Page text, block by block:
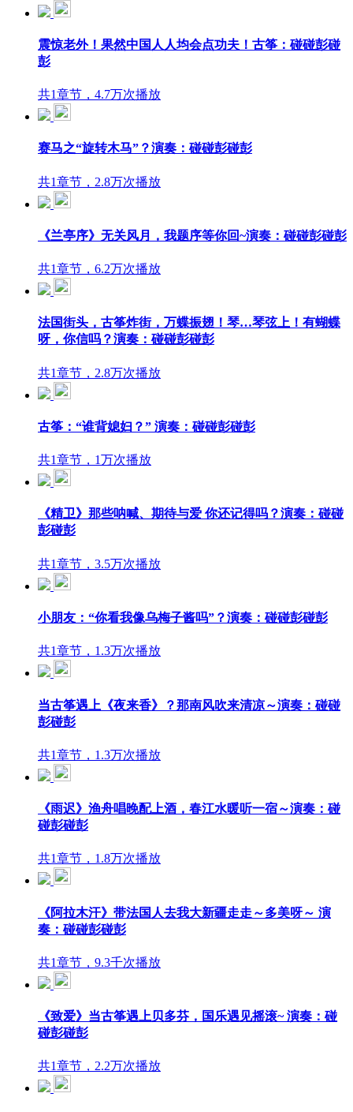
震惊老外！果然中国人人均会点功夫！古筝：碰碰彭碰
彭
共1章节，4.7万次播放
赛马之“旋转木马”？演奏：碰碰彭碰彭
共1章节，2.8万次播放
《兰亭序》无关风月，我题序等你回~演奏：碰碰彭碰彭
共1章节，6.2万次播放
法国街头，古筝炸街，万蝶振翅！琴…琴弦上！有蝴蝶
呀，你信吗？演奏：碰碰彭碰彭
共1章节，2.8万次播放
古筝：“谁背媳妇？” 演奏：碰碰彭碰彭
共1章节，1万次播放
《精卫》那些呐喊、期待与爱 你还记得吗？演奏：碰碰
彭碰彭
共1章节，3.5万次播放
小朋友：“你看我像乌梅子酱吗”？演奏：碰碰彭碰彭
共1章节，1.3万次播放
当古筝遇上《夜来香》？那南风吹来清凉～演奏：碰碰
彭碰彭
共1章节，1.3万次播放
《雨迟》渔舟唱晚配上酒，春江水暖听一宿～演奏：碰
碰彭碰彭
共1章节，1.8万次播放
《阿拉木汗》带法国人去我大新疆走走～多美呀～ 演
奏：碰碰彭碰彭
共1章节，9.3千次播放
《致爱》当古筝遇上贝多芬，国乐遇见摇滚~ 演奏：碰
碰彭碰彭
共1章节，2.2万次播放